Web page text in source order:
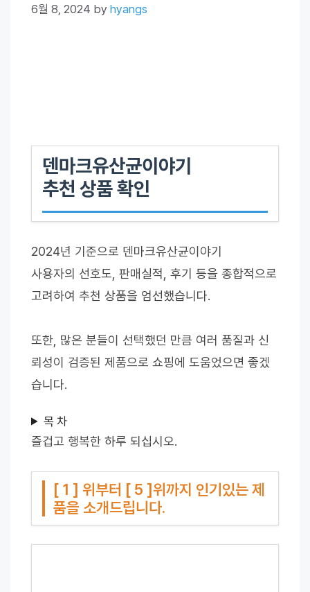
6월 8, 2024 by hyangs
덴마크유산균이야기
추천 상품 확인
2024년 기준으로 덴마크유산균이야기
사용자의 선호도, 판매실적, 후기 등을 종합적으로
고려하여 추천 상품을 엄선했습니다.
또한, 많은 분들이 선택했던 만큼 여러 품질과 신
뢰성이 검증된 제품으로 쇼핑에 도움었으면 좋겠
습니다.
목 차
즐겁고 행복한 하루 되십시오.
[ 1 ] 위부터 [ 5 ]위까지 인기있는 제
품을 소개드립니다.